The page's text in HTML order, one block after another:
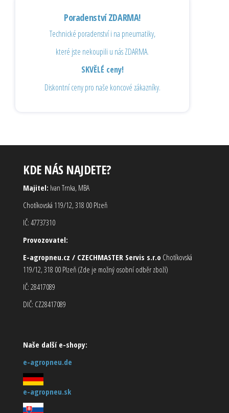
Poradenství ZDARMA!
Technické poradenství i na pneumatiky,
které jste nekoupili u nás ZDARMA.
SKVĚLÉ ceny!
Diskontní ceny pro naše koncové zákazníky.
KDE NÁS NAJDETE?
Majitel: Ivan Trnka, MBA
Chotíkovská 119/12, 318 00 Plzeň
IČ: 47737310
Provozovatel:
E-agropneu.cz / CZECHMASTER Servis s.r.o Chotíkovská
119/12, 318 00 Plzeň (Zde je možný osobní odběr zboží)
IČ: 28417089
DIČ: CZ28417089
Naše další e-shopy:
e-agropneu.de
e-agropneu.sk